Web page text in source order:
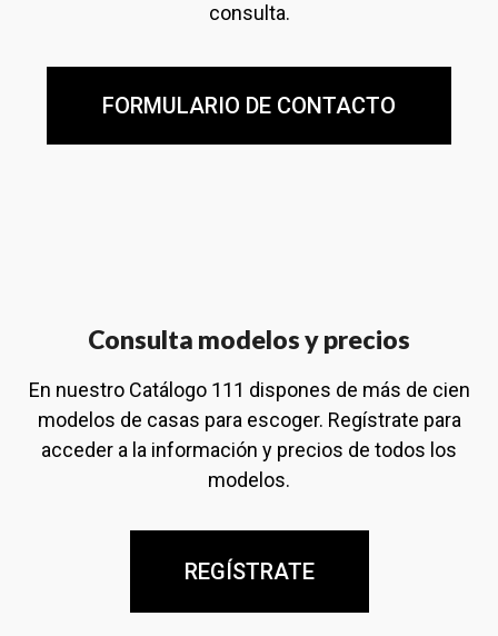
consulta.
FORMULARIO DE CONTACTO
Consulta modelos y precios
En nuestro Catálogo 111 dispones de más de cien
modelos de casas para escoger. Regístrate para
acceder a la información y precios de todos los
modelos.
REGÍSTRATE